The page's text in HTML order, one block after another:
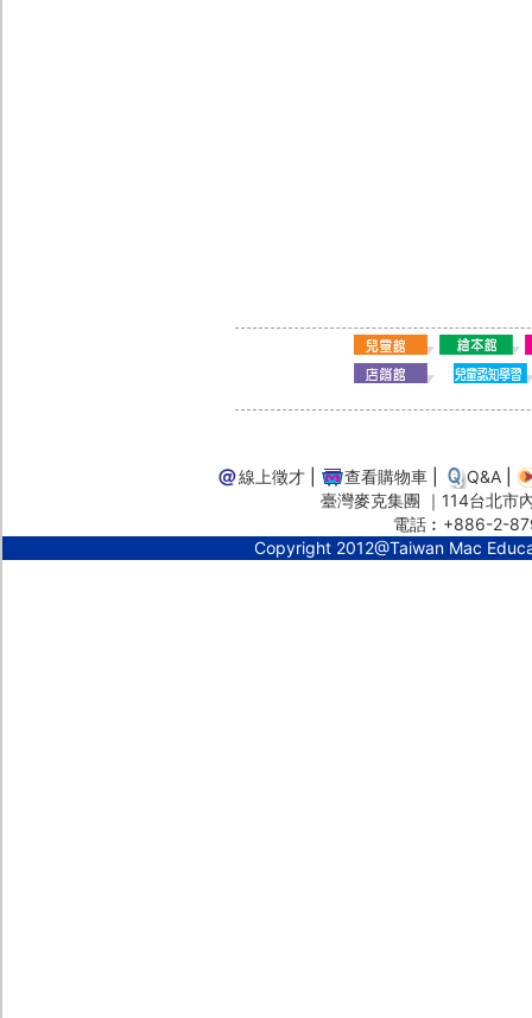
線上徵才 查看購物車 Q&A
臺灣麥克集團 ｜114台北
電話︰+886-2-
Copyright 2012@Taiwan Mac